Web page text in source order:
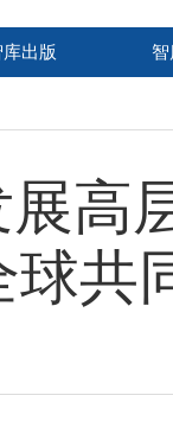
库出版
展高
球共